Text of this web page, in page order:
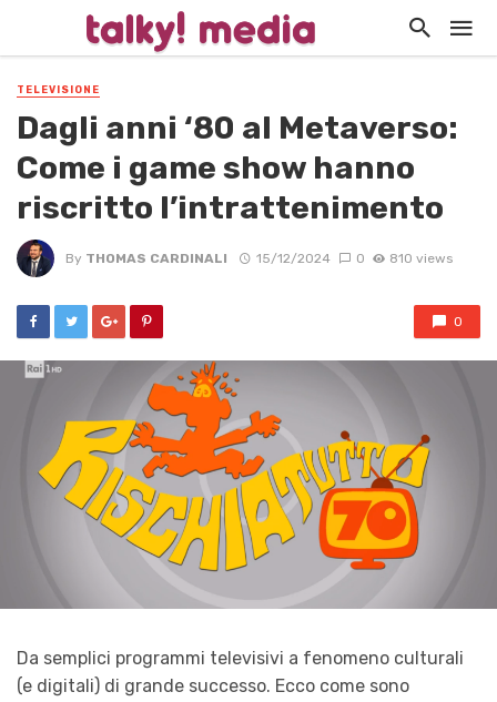
TELEVISIONE
Dagli anni ‘80 al Metaverso:
Come i game show hanno
riscritto l’intrattenimento
By THOMAS CARDINALI 15/12/2024 0 810 views
0
Da semplici programmi televisivi a fenomeno culturali
(e digitali) di grande successo. Ecco come sono